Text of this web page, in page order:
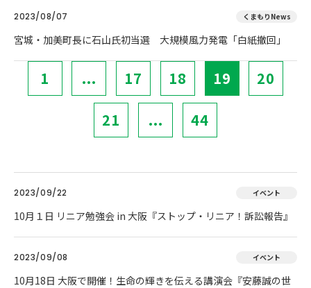
2023/08/07 くまもりNews
宮城・加美町長に石山氏初当選 大規模風力発電「白紙撤回」
1 ... 17 18 19 20
21 ... 44
2023/09/22 イベント
10月１日 リニア勉強会 in 大阪『ストップ・リニア！訴訟報告』
2023/09/08 イベント
10月18日 大阪で開催！生命の輝きを伝える講演会『安藤誠の世